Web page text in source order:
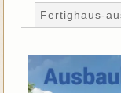
Fertighaus-